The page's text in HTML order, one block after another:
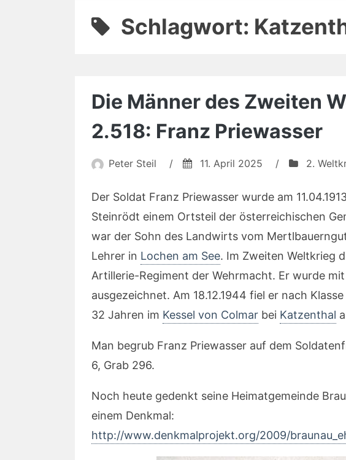
Schlagwort:
Die Männer des Zweiten
2.518: Franz Priewasser
Peter Steil / 11. April 2025 / 2.
Der Soldat Franz Priewasser wurde am
Steinrödt einem Ortsteil der österreichischen
war der Sohn des Landwirts vom
Lehrer in Lochen am See. Im Zweiten Weltkrieg
Artillerie-Regiment der Wehrmacht. Er wurde
ausgezeichnet. Am 18.12.1944 fiel er nach
32 Jahren im Kessel von Colmar bei Katzenthal
Man begrub Franz Priewasser auf dem
6, Grab 296.
Noch heute gedenkt seine Heimatgemeinde
einem Denkmal:
http://www.denkmalprojekt.org/2009/